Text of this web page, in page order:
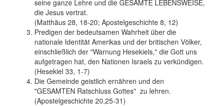
seine ganze Lehre und die GESAMTE LEBENSWEISE,
die Jesus vertrat.
(Matthäus 28, 18-20; Apostelgeschichte 8, 12)
Predigen der bedeutsamen Wahrheit über die
nationale Identität Amerikas und der britischen Völker,
einschließlich der "Warnung Hesekiels," die Gott uns
aufgetragen hat, den Nationen Israels zu verkündigen.
(Hesekiel 33, 1-7)
Die Gemeinde geistlich ernähren und den
"GESAMTEN Ratschluss Gottes" zu lehren.
(Apostelgeschichte 20,25-31)